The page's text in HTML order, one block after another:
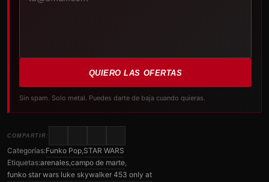
QUIERO LAS OFERTAS
Sin spam. Solo metal. Puedes darte de baja cuando quieras.
COMPARTIR:
Categorías:Funko Pop,STAR WARS
Etiquetas:arenales,campo de marte,
funko star wars luke skywalker 453 only at